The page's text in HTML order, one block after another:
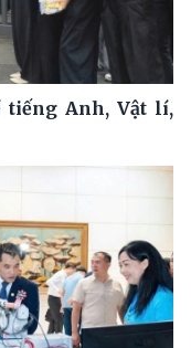
tiếng Anh, Vật lí,